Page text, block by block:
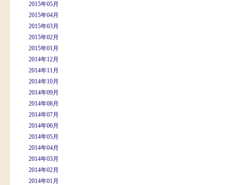
2015年05月
2015年04月
2015年03月
2015年02月
2015年01月
2014年12月
2014年11月
2014年10月
2014年09月
2014年08月
2014年07月
2014年06月
2014年05月
2014年04月
2014年03月
2014年02月
2014年01月